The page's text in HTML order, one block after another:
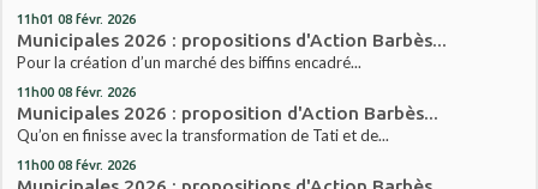
11h01 08 févr. 2026
Municipales 2026 : propositions d'Action Barbès...
Pour la création d’un marché des biffins encadré...
11h00 08 févr. 2026
Municipales 2026 : proposition d'Action Barbès...
Qu’on en finisse avec la transformation de Tati et de...
11h00 08 févr. 2026